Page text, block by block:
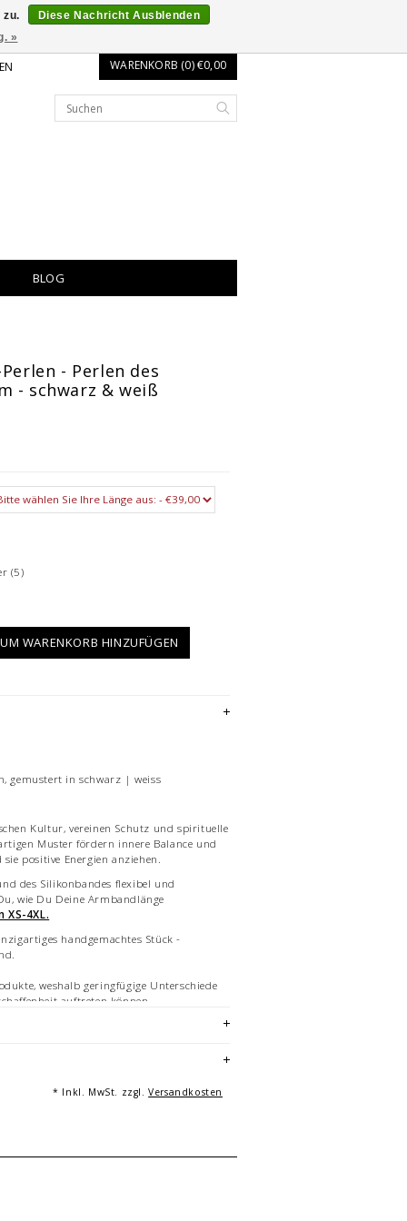
WARENKORB (0) €0,00
BLOG
- Perlen des
- schwarz & weiß
(5)
WARENKORB HINZUFÜGEN
gemustert in schwarz | weiss
Kultur, vereinen Schutz und spirituelle
Muster fördern innere Balance und
positive Energien anziehen.
des Silikonbandes flexibel und
wie Du Deine Armbandlänge
XS-4XL.
handgemachtes Stück -
weshalb geringfügige Unterschiede
auftreten können.
* Inkl. MwSt. zzgl.Versandkosten
zu.
Diese Nachricht Ausblenden
»